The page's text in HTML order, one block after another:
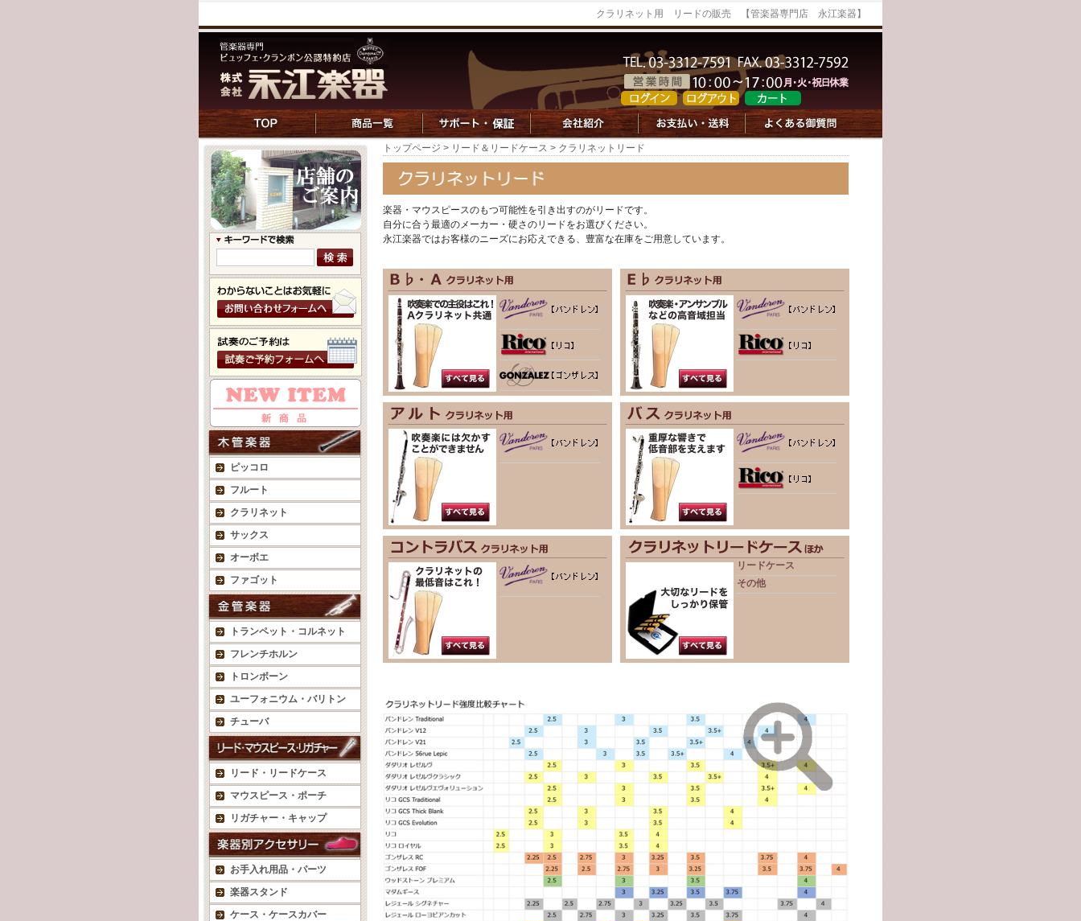
クラリネット用 リードの販売 【管楽器専門店 永江楽器】
ピッコロ
フルート
クラリネット
サックス
オーボエ
ファゴット
トランペット・コルネット
フレンチホルン
トロンボーン
ユーフォニウム・バリトン
チューバ
リード・リードケース
マウスピース・ポーチ
リガチャー・キャップ
お手入れ用品・パーツ
楽器スタンド
ケース・ケースカバー
トップページ > リード＆リードケース > クラリネットリード
楽器・マウスピースのもつ可能性を引き出すのがリードです。
自分に合う最適のメーカー・硬さのリードをお選びください。
永江楽器ではお客様のニーズにお応えできる、豊富な在庫をご用意しています。
リードケース
その他